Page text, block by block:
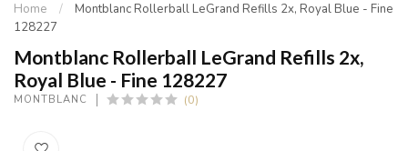
Home /
Montblanc Rollerball LeGrand Refills 2x, Royal Blue - Fine
128227
Montblanc Rollerball LeGrand Refills 2x,
Royal Blue - Fine 128227
MONTBLANC (0)